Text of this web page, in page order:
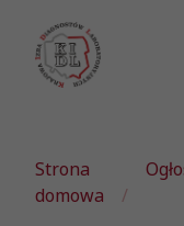
Strona
domowa